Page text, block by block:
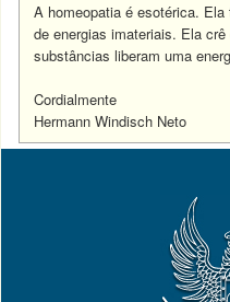
A homeopatia é esotérica.
de energias imateriais. Ela
substâncias liberam uma
Cordialmente
Hermann Windisch Neto